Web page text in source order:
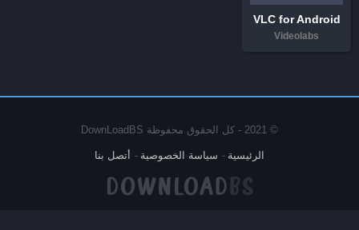
VLC for Android
Videolabs
© 2021 - كل الحقوق محفوظة DownLoadBS
الرئيسية سياسة الخصوصية أتصل بنا